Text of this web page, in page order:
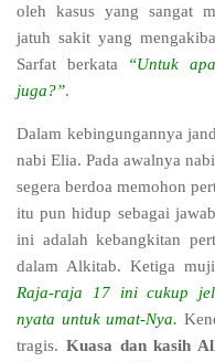
oleh kasus yang sangat
jatuh sakit yang
Sarfat berkata
“Untuk
juga?”.
Dalam kebingungannya
nabi Elia. Pada awalnya
segera berdoa memohon
itu pun hidup sebagai
ini adalah kebangkitan
dalam Alkitab. Ketiga
Raja-raja 17 ini cukup
nyata untuk umat-Nya.
tragis. Kuasa dan kasih